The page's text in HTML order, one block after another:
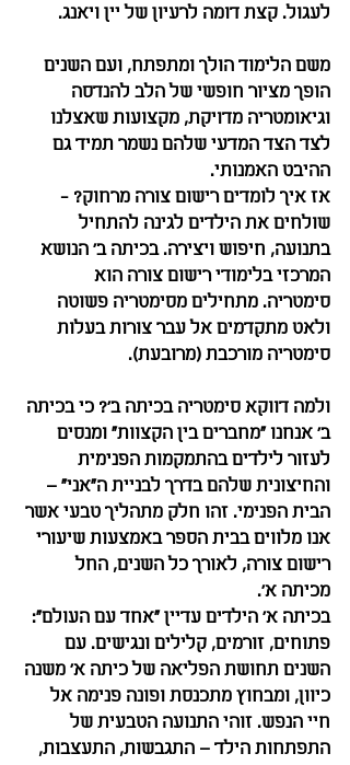
לעגול. קצת דומה לרעיון של יין ויאנג.
משם הלימוד הולך ומתפתח, ועם השנים
הופך מציור חופשי של הלב להנדסה
וגיאומטריה מדויקת, מקצועות שאצלנו
לצד הצד המדעי שלהם נשמר תמיד גם
ההיבט האמנותי.
אז איך לומדים רישום צורה מרחוק? -
שולחים את הילדים לגינה להתחיל
בתנועה, חיפוש ויצירה. בכיתה ב' הנושא
המרכזי בלימודי רישום צורה הוא
סימטריה. מתחילים מסימטריה פשוטה
ולאט מתקדמים אל עבר צורות בעלות
סימטריה מורכבת (מרובעת).
ולמה דווקא סימטריה בכיתה ב'? כי בכיתה
ב' אנחנו "מחברים בין הקצוות" ומנסים
לעזור לילדים בהתמקמות הפנימית
והחיצונית שלהם בדרך לבניית ה"אני" –
הבית הפנימי. זהו חלק מתהליך טבעי אשר
אנו מלווים בבית הספר באמצעות שיעורי
רישום צורה, לאורך כל השנים, החל
מכיתה א'.
בכיתה א' הילדים עדיין "אחד עם העולם":
פתוחים, זורמים, קלילים ונגישים. עם
השנים תחושת הפליאה של כיתה א' משנה
כיוון, ומבחוץ מתכנסת ופונה פנימה אל
חיי הנפש. זוהי התנועה הטבעית של
התפתחות הילד – התגבשות, התעצבות,